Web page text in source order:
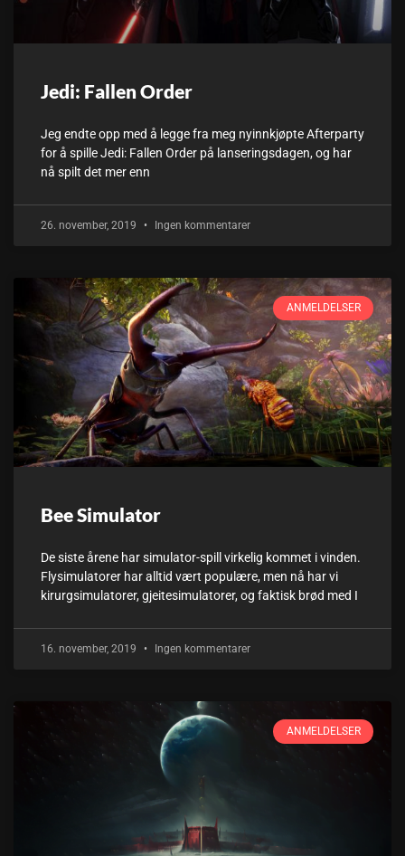
Jedi: Fallen Order
Jeg endte opp med å legge fra meg nyinnkjøpte Afterparty
for å spille Jedi: Fallen Order på lanseringsdagen, og har
nå spilt det mer enn
26. november, 2019 Ingen kommentarer
ANMELDELSER
Bee Simulator
De siste årene har simulator-spill virkelig kommet i vinden.
Flysimulatorer har alltid vært populære, men nå har vi
kirurgsimulatorer, gjeitesimulatorer, og faktisk brød med I
16. november, 2019 Ingen kommentarer
ANMELDELSER